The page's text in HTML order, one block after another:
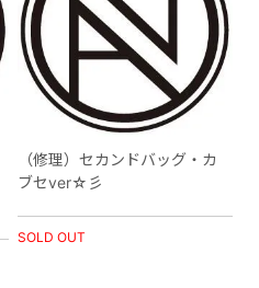
（修理）セカンドバッグ・カ
ブセver☆彡
SOLD OUT